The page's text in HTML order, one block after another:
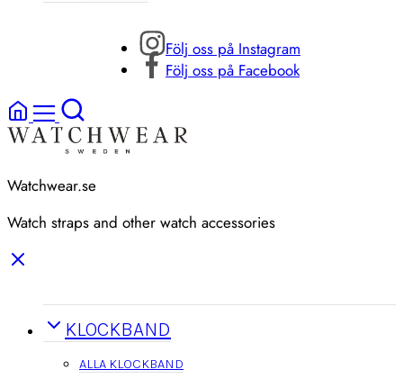
Följ oss på Instagram
Följ oss på Facebook
Watchwear.se
Watch straps and other watch accessories
KLOCKBAND
ALLA KLOCKBAND